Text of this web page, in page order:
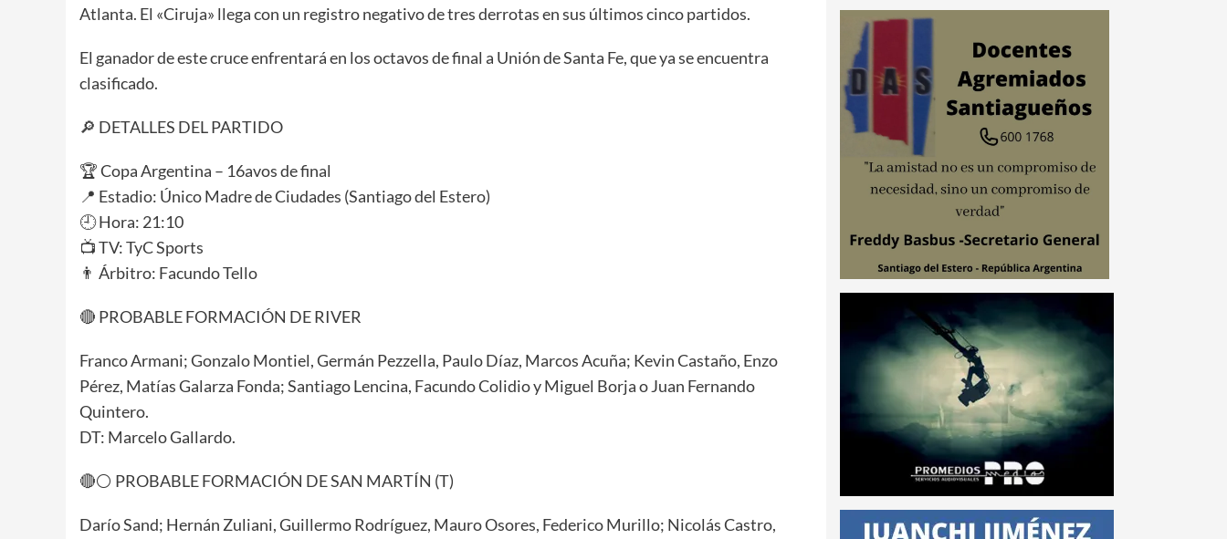
Atlanta. El «Ciruja» llega con un registro negativo de tres derrotas en sus últimos cinco partidos.
El ganador de este cruce enfrentará en los octavos de final a Unión de Santa Fe, que ya se encuentra
clasificado.
🔎 DETALLES DEL PARTIDO
🏆 Copa Argentina – 16avos de final
📍 Estadio: Único Madre de Ciudades (Santiago del Estero)
🕘 Hora: 21:10
📺 TV: TyC Sports
👨 Árbitro: Facundo Tello
🔴 PROBABLE FORMACIÓN DE RIVER
Franco Armani; Gonzalo Montiel, Germán Pezzella, Paulo Díaz, Marcos Acuña; Kevin Castaño, Enzo
Pérez, Matías Galarza Fonda; Santiago Lencina, Facundo Colidio y Miguel Borja o Juan Fernando
Quintero.
DT: Marcelo Gallardo.
🔴⚪️ PROBABLE FORMACIÓN DE SAN MARTÍN (T)
Darío Sand; Hernán Zuliani, Guillermo Rodríguez, Mauro Osores, Federico Murillo; Nicolás Castro,